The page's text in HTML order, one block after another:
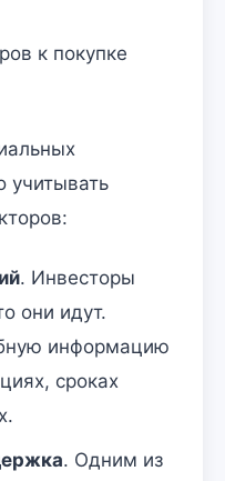
к покупке
учитывать
. Инвесторы
они идут.
информацию
сроках
. Одним из